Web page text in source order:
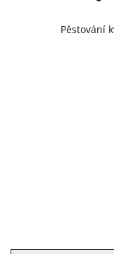
Pěstování